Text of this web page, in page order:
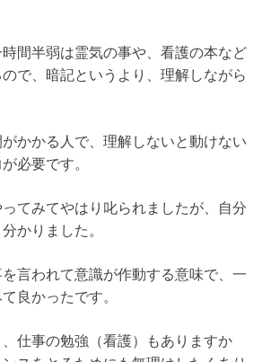
間半弱は霊気の事や、看護の本など
で、暗記というより、理解しながら
かかる人で、理解しないと動けない
必要です。
てみてやはり叱られましたが、自分
かりました。
言われて意識が作動する意味で、一
良かったです。
仕事の勉強（看護）もありますか